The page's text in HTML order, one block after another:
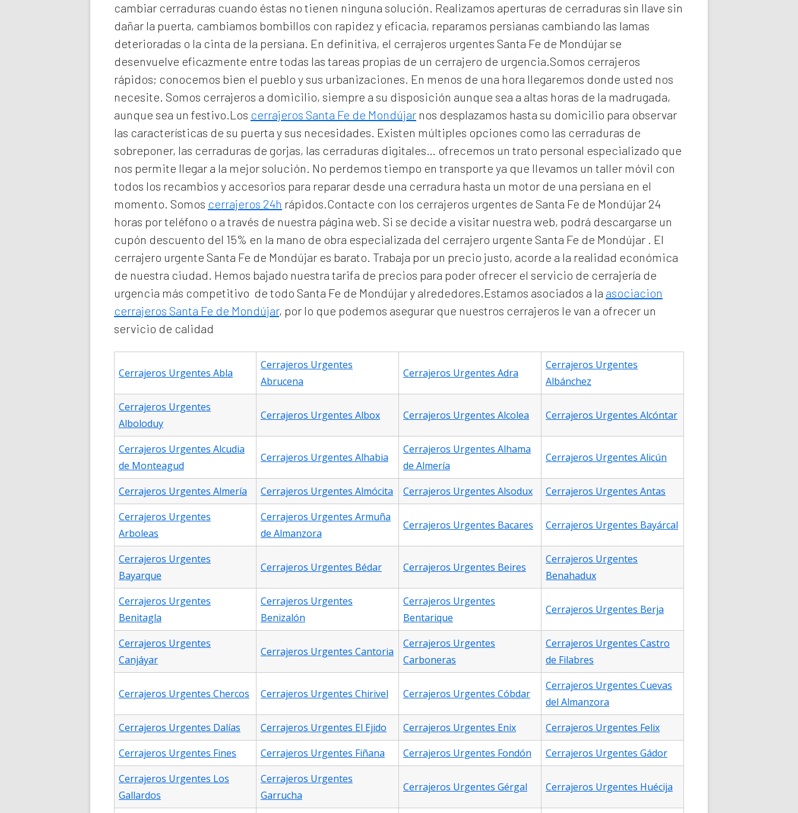
cambiar cerraduras cuando éstas no tienen ninguna solución. Realizamos aperturas de cerraduras sin llave sin
dañar la puerta, cambiamos bombillos con rapidez y eficacia, reparamos persianas cambiando las lamas
deterioradas o la cinta de la persiana. En definitiva, el cerrajeros urgentes Santa Fe de Mondújar se
desenvuelve eficazmente entre todas las tareas propias de un cerrajero de urgencia.Somos cerrajeros
rápidos; conocemos bien el pueblo y sus urbanizaciones. En menos de una hora llegaremos donde usted nos
necesite. Somos cerrajeros a domicilio, siempre a su disposición aunque sea a altas horas de la madrugada,
aunque sea un festivo.Los cerrajeros Santa Fe de Mondújar nos desplazamos hasta su domicilio para observar
las características de su puerta y sus necesidades. Existen múltiples opciones como las cerraduras de
sobreponer, las cerraduras de gorjas, las cerraduras digitales… ofrecemos un trato personal especializado que
nos permite llegar a la mejor solución. No perdemos tiempo en transporte ya que llevamos un taller móvil con
todos los recambios y accesorios para reparar desde una cerradura hasta un motor de una persiana en el
momento. Somos cerrajeros 24h rápidos.Contacte con los cerrajeros urgentes de Santa Fe de Mondújar 24
horas por teléfono o a través de nuestra página web. Si se decide a visitar nuestra web, podrá descargarse un
cupón descuento del 15% en la mano de obra especializada del cerrajero urgente Santa Fe de Mondújar . El
cerrajero urgente Santa Fe de Mondújar es barato. Trabaja por un precio justo, acorde a la realidad económica
de nuestra ciudad. Hemos bajado nuestra tarifa de precios para poder ofrecer el servicio de cerrajería de
urgencia más competitivo de todo Santa Fe de Mondújar y alrededores.Estamos asociados a la asociacion
cerrajeros Santa Fe de Mondújar, por lo que podemos asegurar que nuestros cerrajeros le van a ofrecer un
servicio de calidad
Cerrajeros Urgentes Abla
Cerrajeros Urgentes
Abrucena
Cerrajeros Urgentes Adra
Cerrajeros Urgentes
Albánchez
Cerrajeros Urgentes
Alboloduy
Cerrajeros Urgentes Albox Cerrajeros Urgentes Alcolea Cerrajeros Urgentes Alcóntar
Cerrajeros Urgentes Alcudia
de Monteagud
Cerrajeros Urgentes Alhabia
Cerrajeros Urgentes Alhama
de Almería
Cerrajeros Urgentes Alicún
Cerrajeros Urgentes Almería Cerrajeros Urgentes Almócita Cerrajeros Urgentes Alsodux
Cerrajeros Urgentes Antas
Cerrajeros Urgentes
Arboleas
Cerrajeros Urgentes Armuña
de Almanzora
Cerrajeros Urgentes Bacares Cerrajeros Urgentes Bayárcal
Cerrajeros Urgentes
Bayarque
Cerrajeros Urgentes Bédar Cerrajeros Urgentes Beires
Cerrajeros Urgentes
Benahadux
Cerrajeros Urgentes
Benitagla
Cerrajeros Urgentes
Benizalón
Cerrajeros Urgentes
Bentarique
Cerrajeros Urgentes Berja
Cerrajeros Urgentes
Canjáyar
Cerrajeros Urgentes Cantoria
Cerrajeros Urgentes
Carboneras
Cerrajeros Urgentes Castro
de Filabres
Cerrajeros Urgentes Chercos Cerrajeros Urgentes Chirivel Cerrajeros Urgentes Cóbdar
Cerrajeros Urgentes Cuevas
del Almanzora
Cerrajeros Urgentes Dalías
Cerrajeros Urgentes El Ejido Cerrajeros Urgentes Enix
Cerrajeros Urgentes Felix
Cerrajeros Urgentes Fines
Cerrajeros Urgentes Fiñana Cerrajeros Urgentes Fondón
Cerrajeros Urgentes Gádor
Cerrajeros Urgentes Los
Gallardos
Cerrajeros Urgentes
Garrucha
Cerrajeros Urgentes Gérgal Cerrajeros Urgentes Huécija